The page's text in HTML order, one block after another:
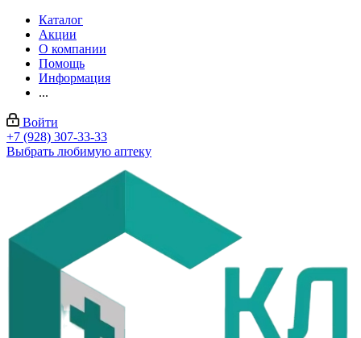
Каталог
Акции
О компании
Помощь
Информация
...
Войти
+7 (928) 307-33-33
Выбрать любимую аптеку